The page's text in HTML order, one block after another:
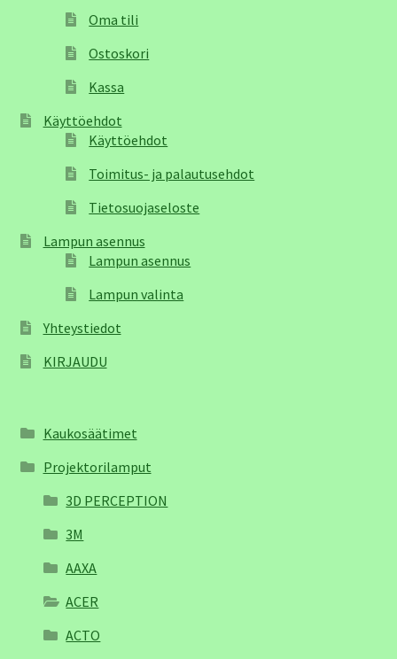
Oma tili
Ostoskori
Kassa
Käyttöehdot
Käyttöehdot
Toimitus- ja palautusehdot
Tietosuojaseloste
Lampun asennus
Lampun asennus
Lampun valinta
Yhteystiedot
KIRJAUDU
Kaukosäätimet
Projektorilamput
3D PERCEPTION
3M
AAXA
ACER
ACTO